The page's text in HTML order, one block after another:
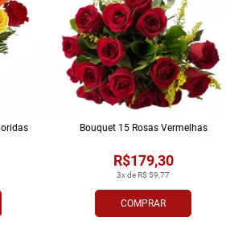
COMPRAR
3x de R$ 59,77
R$179,30
Bouquet 15 Rosas Vermelhas